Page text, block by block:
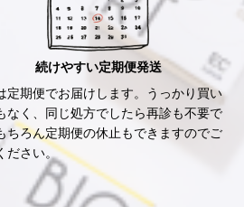
続けやすい定期便発送
定期便でお届けします。うっかり買い
なく、同じ処方でしたら再診も不要で
ちろん定期便の休止もできますのでご
ださい。